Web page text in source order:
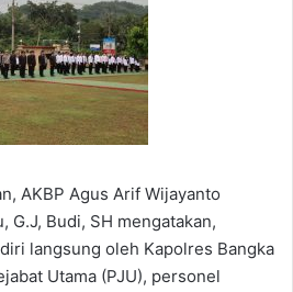
AKBP Agus Arif Wijayanto
G.J, Budi, SH mengatakan,
langsung oleh Kapolres Bangka
Utama (PJU), personel